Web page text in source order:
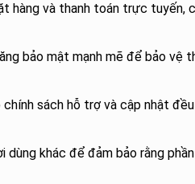
hàng và thanh toán trực tuyến,
bảo mật mạnh mẽ để bảo vệ
sách hỗ trợ và cập nhật
dùng khác để đảm bảo rằng